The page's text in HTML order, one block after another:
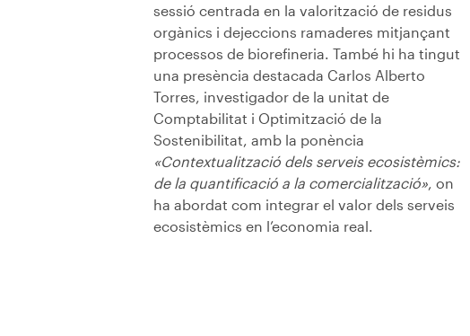
sessió centrada en la valorització de residus
orgànics i dejeccions ramaderes mitjançant
processos de biorefineria. També hi ha tingut
una presència destacada Carlos Alberto
Torres, investigador de la unitat de
Comptabilitat i Optimització de la
Sostenibilitat, amb la ponència
«Contextualització dels serveis ecosistèmics:
de la quantificació a la comercialització» , on
ha abordat com integrar el valor dels serveis
ecosistèmics en l’economia real.